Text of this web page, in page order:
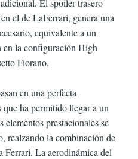
El spoiler trasero
el de LaFerrari, genera una
equivalente a un
la configuración High
Fiorano.
en una perfecta
ha permitido llegar a un
prestacionales se
realzando la combinación de
Ferrari. La aerodinámica del